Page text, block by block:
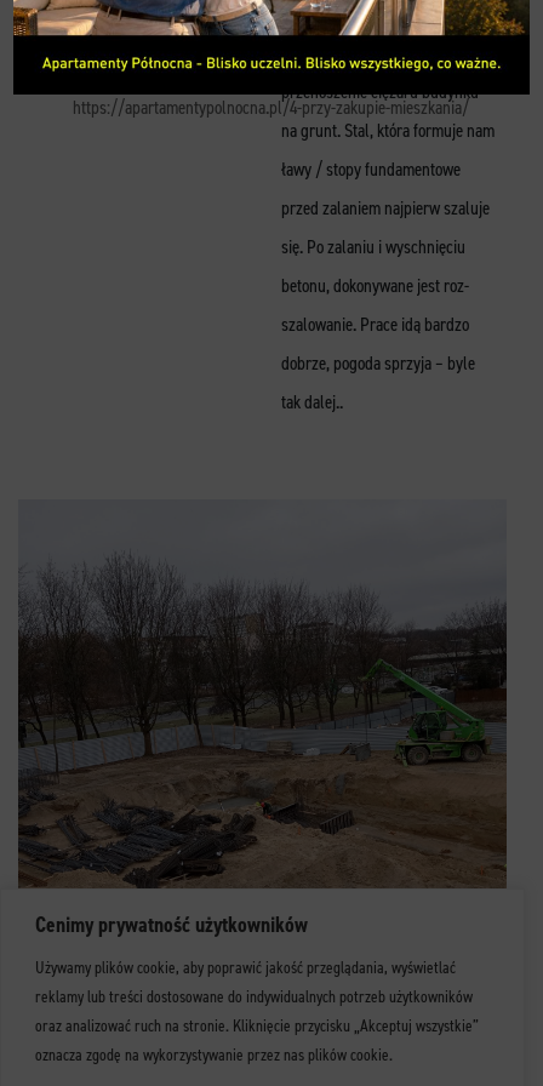
Cenimy prywatność użytkowników
Używamy plików cookie, aby poprawić jakość przeglądania, wyświetlać
reklamy lub treści dostosowane do indywidualnych potrzeb użytkowników
oraz analizować ruch na stronie. Kliknięcie przycisku „Akceptuj wszystkie”
oznacza zgodę na wykorzystywanie przez nas plików cookie.
KONTAKT
nasze budynki. Są to elementy
konstrukcyjne, których celem jest
przenoszenie ciężaru budynku
na grunt. Stal, która formuje nam
ławy / stopy fundamentowe
przed zalaniem najpierw szaluje
się. Po zalaniu i wyschnięciu
betonu, dokonywane jest roz-
szalowanie. Prace idą bardzo
dobrze, pogoda sprzyja – byle
tak dalej..
https://apartamentypolnocna.pl/4-przy-zakupie-mieszkania/